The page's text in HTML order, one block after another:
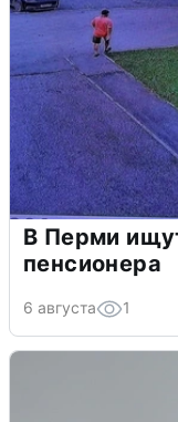
В Перми
пенсионера
6 августа 1